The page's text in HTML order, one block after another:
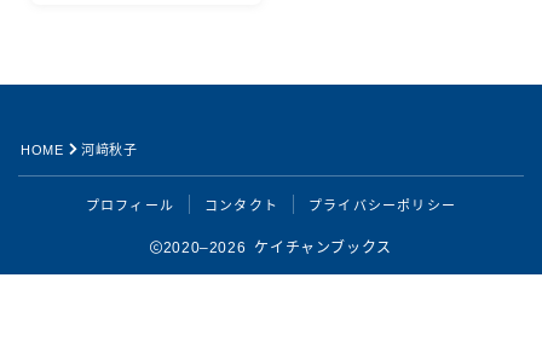
HOME 河﨑秋子
プロフィール コンタクト プライバシーポリシー
2020–2026 ケイチャンブックス